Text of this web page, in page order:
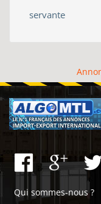
servante
Qui sommes-nous ?